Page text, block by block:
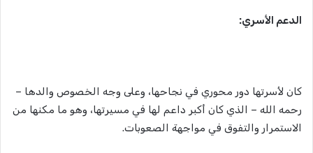
الدعم الأسري:
كان لأسرتها دور محوري في نجاحها، وعلى وجه الخصوص والدها –
رحمه الله – الذي كان أكبر داعم لها في مسيرتها، وهو ما مكنها من
الاستمرار والتفوق في مواجهة الصعوبات.